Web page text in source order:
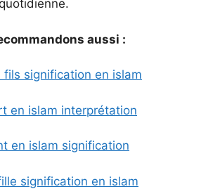
aussi :
fils signification en islam
en islam interprétation
en islam signification
signification en islam